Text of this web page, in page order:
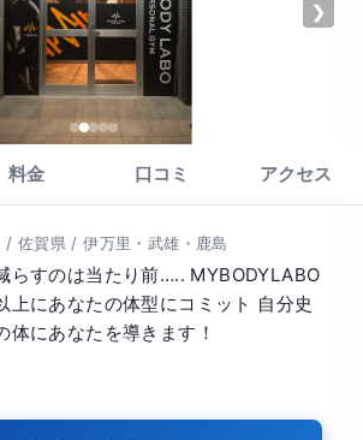
❯
料金 口コミ アクセス
/ 佐賀県 / 伊万里・武雄・鹿島
らすのは当たり前….. MYBODYLABO
上にあなたの体型にコミット 自分史
体にあなたを導きます！